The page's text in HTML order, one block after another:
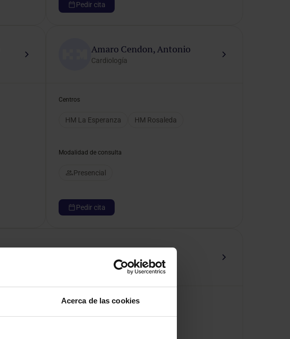
Acerca de las cookies
Pedir cita
Amaro Cendon, Antonio
Cardiología
Centros
HM La Esperanza HM Rosaleda
Modalidad de consulta
Presencial
Pedir cita